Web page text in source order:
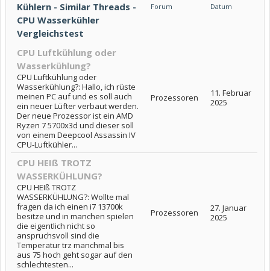
Kühlern - Similar Threads -
CPU Wasserkühler
Vergleichstest
Forum Datum
CPU Luftkühlung oder
Wasserkühlung?
CPU Luftkühlung oder
Wasserkühlung?: Hallo, ich rüste
meinen PC auf und es soll auch
ein neuer Lüfter verbaut werden.
Der neue Prozessor ist ein AMD
Ryzen 7 5700x3d und dieser soll
von einem Deepcool Assassin IV
CPU-Luftkühler...
Prozessoren
11. Februar
2025
CPU HEIß TROTZ
WASSERKÜHLUNG?
CPU HEIß TROTZ
WASSERKÜHLUNG?: Wollte mal
fragen da ich einen i7 13700k
besitze und in manchen spielen
die eigentlich nicht so
anspruchsvoll sind die
Temperatur trz manchmal bis
aus 75 hoch geht sogar auf den
schlechtesten...
Prozessoren
27. Januar
2025